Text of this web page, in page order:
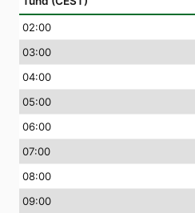
02:00
03:00
04:00
05:00
06:00
07:00
08:00
09:00